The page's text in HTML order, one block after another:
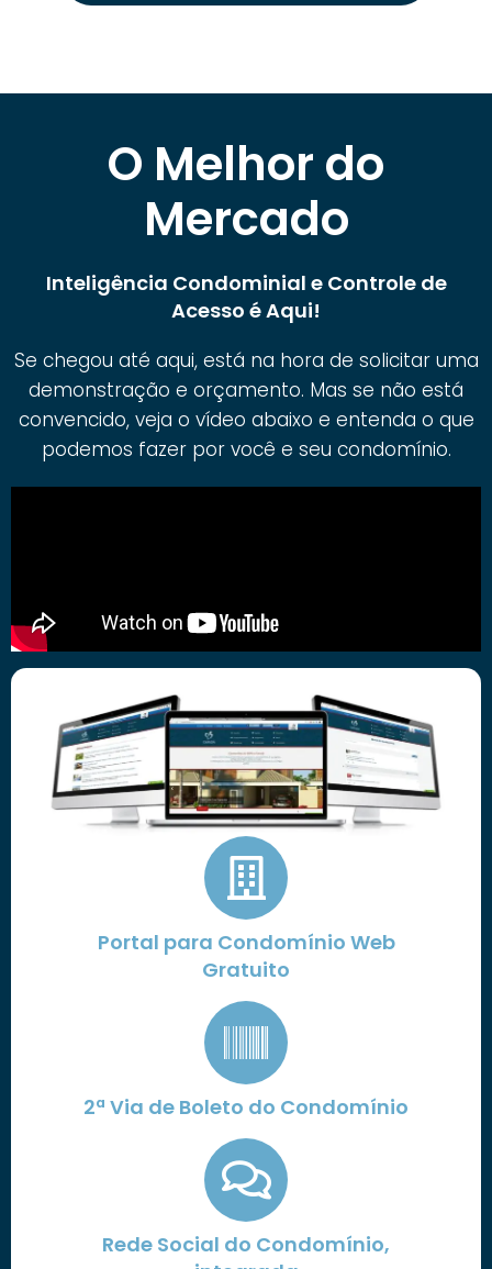
O Melhor do
Mercado
Inteligência Condominial e Controle de
Acesso é Aqui!
Se chegou até aqui, está na hora de solicitar uma
demonstração e orçamento. Mas se não está
convencido, veja o vídeo abaixo e entenda o que
podemos fazer por você e seu condomínio.
Portal para Condomínio Web
Gratuito
2ª Via de Boleto do Condomínio
Rede Social do Condomínio,